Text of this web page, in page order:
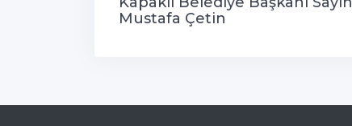
Mustafa Çetin